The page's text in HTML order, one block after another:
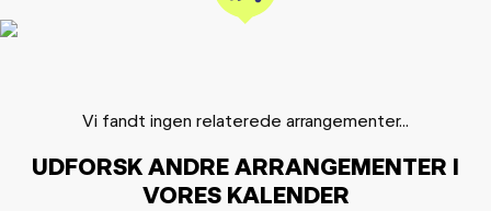
Vi fandt ingen relaterede arrangementer...
UDFORSK ANDRE ARRANGEMENTER I
VORES KALENDER